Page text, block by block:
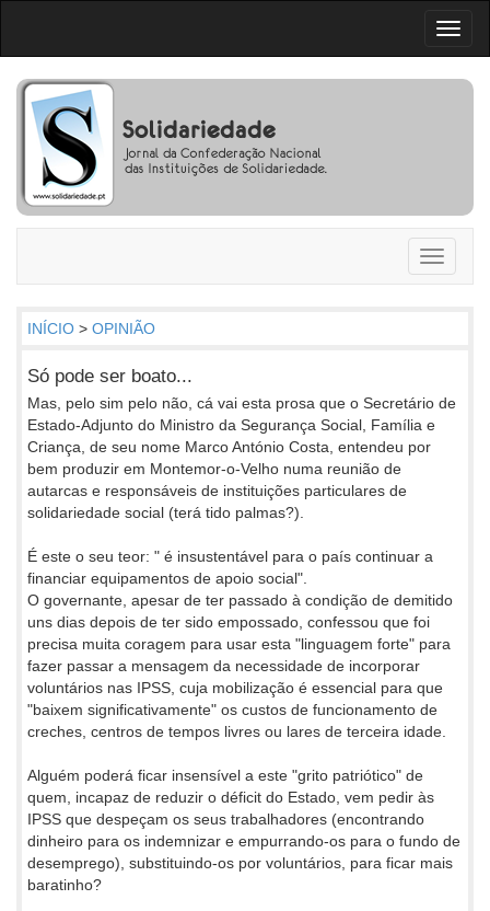
Toggle
INÍCIO > OPINIÃO
Só pode ser boato...
Mas, pelo sim pelo não, cá vai esta prosa que o Secretário de
Estado-Adjunto do Ministro da Segurança Social, Família e
Criança, de seu nome Marco António Costa, entendeu por
bem produzir em Montemor-o-Velho numa reunião de
autarcas e responsáveis de instituições particulares de
solidariedade social (terá tido palmas?).
É este o seu teor: " é insustentável para o país continuar a
financiar equipamentos de apoio social".
O governante, apesar de ter passado à condição de demitido
uns dias depois de ter sido empossado, confessou que foi
precisa muita coragem para usar esta "linguagem forte" para
fazer passar a mensagem da necessidade de incorporar
voluntários nas IPSS, cuja mobilização é essencial para que
"baixem significativamente" os custos de funcionamento de
creches, centros de tempos livres ou lares de terceira idade.
Alguém poderá ficar insensível a este "grito patriótico" de
quem, incapaz de reduzir o déficit do Estado, vem pedir às
IPSS que despeçam os seus trabalhadores (encontrando
dinheiro para os indemnizar e empurrando-os para o fundo de
desemprego), substituindo-os por voluntários, para ficar mais
baratinho?